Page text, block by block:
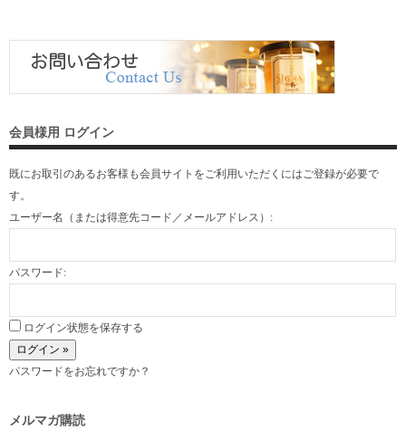
会員様用 ログイン
既にお取引のあるお客様も会員サイトをご利用いただくにはご登録が必要で
す。
ユーザー名（または得意先コード／メールアドレス）:
パスワード:
ログイン状態を保存する
パスワードをお忘れですか？
メルマガ購読